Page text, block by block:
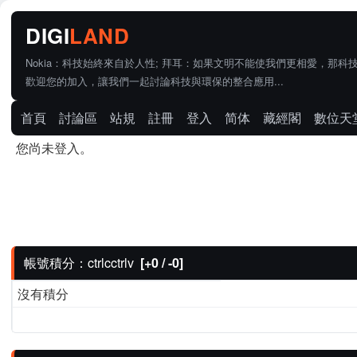
Nokia：科技始終來自於人性; 拜耳：如果文明不能使我們更相愛，那科
歡迎您的加入，讓我們一起討論科技與環保的整合應用...
首頁 討論區 站規 註冊 登入 简体 藏經閣
數位天
您尚未登入。
帳號積分：ctrlcctrlv [+0 / -0]
沒有積分